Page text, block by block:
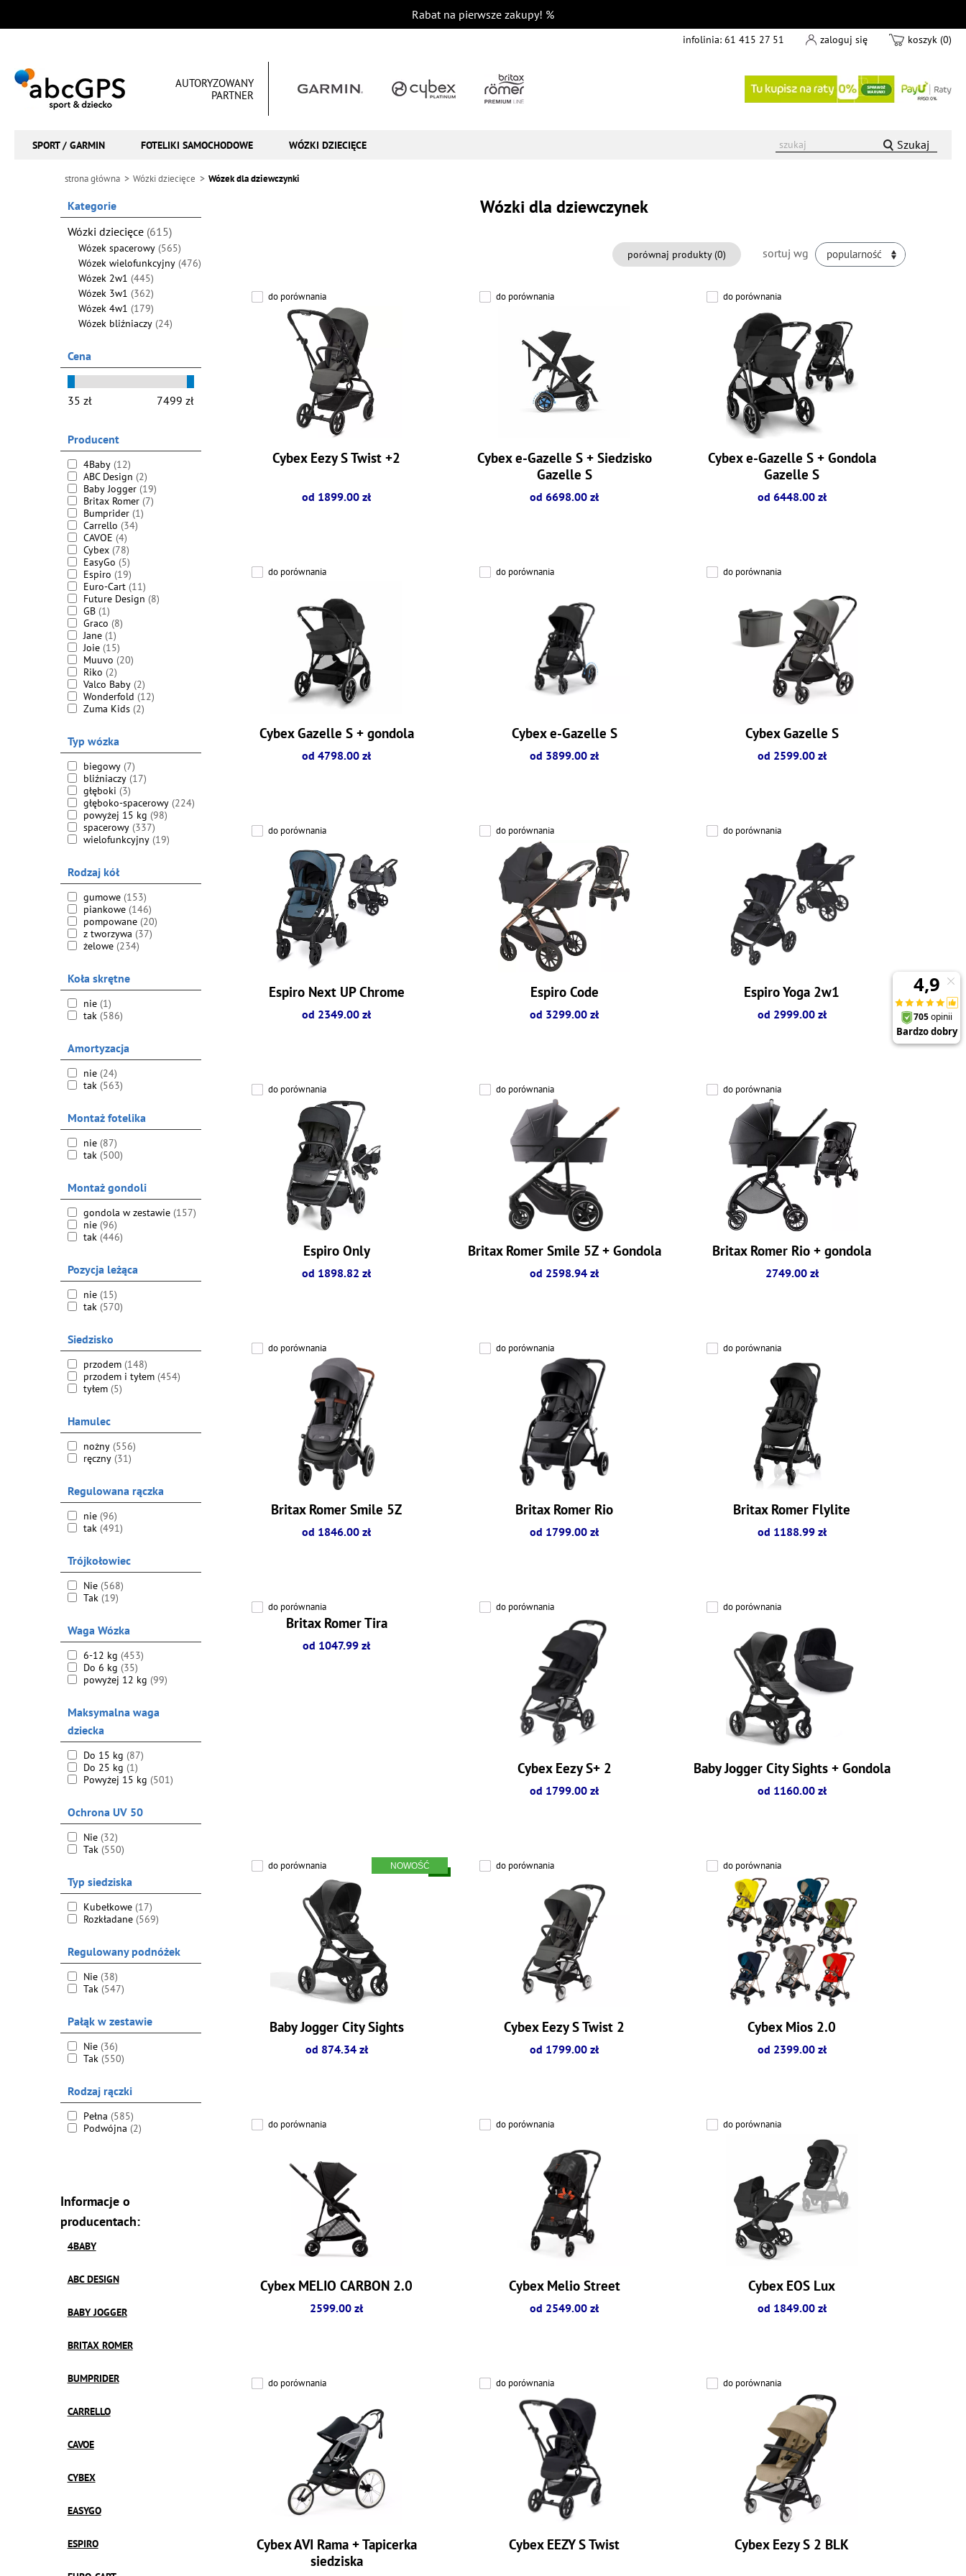
Rabat na pierwsze zakupy! %
infolinia: 61 415 27 51 zaloguj się koszyk (0)
AUTORYZOWANY
PARTNER
SPORT / GARMIN FOTELIKI SAMOCHODOWE WÓZKI DZIECIĘCE Szukaj
strona główna Wózki dziecięce Wózek dla dziewczynki
Kategorie
Wózki dziecięce (615)
Wózek spacerowy (565)
Wózek wielofunkcyjny (476)
Wózek 2w1 (445)
Wózek 3w1 (362)
Wózek 4w1 (179)
Wózek bliźniaczy (24)
Cena
Producent
4Baby (12)
ABC Design (2)
Baby Jogger (19)
Britax Romer (7)
Bumprider (1)
Carrello (34)
CAVOE (4)
Cybex (78)
EasyGo (5)
Espiro (19)
Euro-Cart (11)
Future Design (8)
GB (1)
Graco (8)
Jane (1)
Joie (15)
Muuvo (20)
Riko (2)
Valco Baby (2)
Wonderfold (12)
Zuma Kids (2)
Typ wózka
biegowy (7)
bliźniaczy (17)
głęboki (3)
głęboko-spacerowy (224)
powyżej 15 kg (98)
spacerowy (337)
wielofunkcyjny (19)
Rodzaj kół
gumowe (153)
piankowe (146)
pompowane (20)
z tworzywa (37)
żelowe (234)
Koła skrętne
nie (1)
tak (586)
Amortyzacja
nie (24)
tak (563)
Montaż fotelika
nie (87)
tak (500)
Montaż gondoli
gondola w zestawie (157)
nie (96)
tak (446)
Pozycja leżąca
nie (15)
tak (570)
Siedzisko
przodem (148)
przodem i tyłem (454)
tyłem (5)
Hamulec
nożny (556)
ręczny (31)
Regulowana rączka
nie (96)
tak (491)
Trójkołowiec
Nie (568)
Tak (19)
Waga Wózka
6-12 kg (453)
Do 6 kg (35)
powyżej 12 kg (99)
Maksymalna waga
dziecka
Do 15 kg (87)
Do 25 kg (1)
Powyżej 15 kg (501)
Ochrona UV 50
Nie (32)
Tak (550)
Typ siedziska
Kubełkowe (17)
Rozkładane (569)
Regulowany podnóżek
Nie (38)
Tak (547)
Pałąk w zestawie
Nie (36)
Tak (550)
Rodzaj rączki
Pełna (585)
Podwójna (2)
Informacje o
producentach:
4BABY
ABC DESIGN
BABY JOGGER
BRITAX ROMER
BUMPRIDER
CARRELLO
CAVOE
CYBEX
EASYGO
ESPIRO
Wózki dla dziewczynek
sortuj wg popularność
porównaj produkty (0)
do porównania
Cybex Eezy S Twist +2
od 1899.00 zł
do porównania
Cybex e-Gazelle S + Siedzisko
Gazelle S
od 6698.00 zł
do porównania
Cybex e-Gazelle S + Gondola
Gazelle S
od 6448.00 zł
do porównania
Cybex Gazelle S + gondola
od 4798.00 zł
do porównania
Cybex e-Gazelle S
od 3899.00 zł
do porównania
Cybex Gazelle S
od 2599.00 zł
do porównania
Espiro Next UP Chrome
od 2349.00 zł
do porównania
Espiro Code
od 3299.00 zł
do porównania
Espiro Yoga 2w1
od 2999.00 zł
do porównania
Espiro Only
od 1898.82 zł
do porównania
Britax Romer Smile 5Z + Gondola
od 2598.94 zł
do porównania
Britax Romer Rio + gondola
2749.00 zł
do porównania
Britax Romer Smile 5Z
od 1846.00 zł
do porównania
Britax Romer Rio
od 1799.00 zł
do porównania
Britax Romer Flylite
od 1188.99 zł
do porównania
Britax Romer Tira
od 1047.99 zł
do porównania
Cybex Eezy S+ 2
od 1799.00 zł
do porównania
Baby Jogger City Sights + Gondola
od 1160.00 zł
do porównania
Baby Jogger City Sights
od 874.34 zł
do porównania
Cybex Eezy S Twist 2
od 1799.00 zł
do porównania
Cybex Mios 2.0
od 2399.00 zł
do porównania
Cybex MELIO CARBON 2.0
2599.00 zł
do porównania
Cybex Melio Street
od 2549.00 zł
do porównania
Cybex EOS Lux
od 1849.00 zł
do porównania
Cybex AVI Rama + Tapicerka
siedziska
do porównania
Cybex EEZY S Twist
do porównania
Cybex Eezy S 2 BLK